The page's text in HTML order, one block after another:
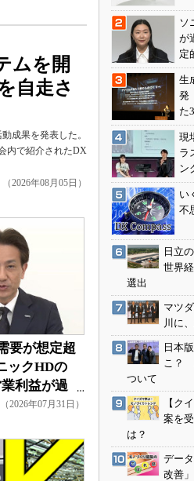
ムを開
自走さ
成果を発表した。
内で紹介されたDX
（2026年08月05日）
要が想定超
ックHDの
利益が過
（2026年07月31日）
ソ
が
定
生
発
た
現
ラ
ン
い
不
日立
世界
選出
マツ
川に
日本
こ？
ついて
【ク
案を
は？
デー
改善